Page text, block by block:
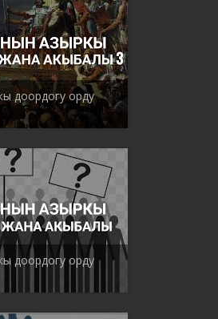
доордогу орду
доордогу орду